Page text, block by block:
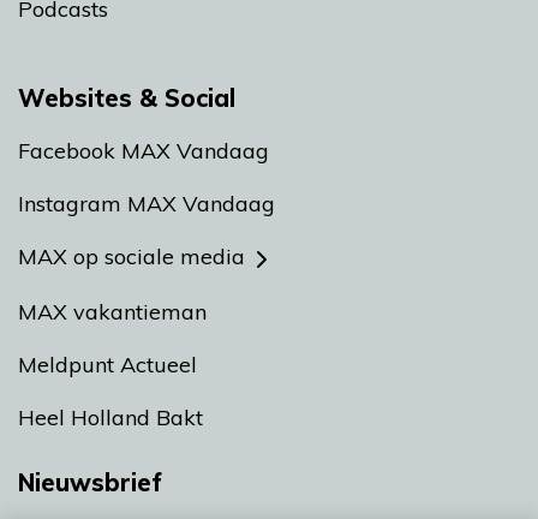
Podcasts
Websites & Social
Facebook MAX Vandaag
Instagram MAX Vandaag
MAX op sociale media
MAX vakantieman
Meldpunt Actueel
Heel Holland Bakt
Nieuwsbrief